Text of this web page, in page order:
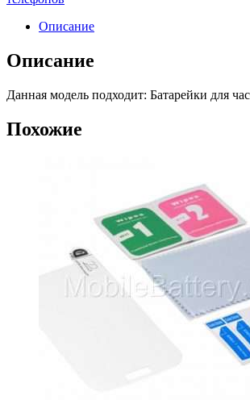
Описание
Описание
Данная модель подходит: Батарейки для
Похожие